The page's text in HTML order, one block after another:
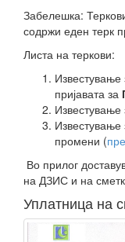
Забелешка:
содржи еден терк
Листа на теркови:
Известување
пријавата за
Известување
Известување
промени (
Во прилог
на ДЗИС и на
Уплатница на